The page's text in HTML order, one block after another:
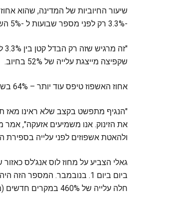
-3.3% רק לפני מספר שבועות ל -5% השבוע.
שקפיצה מייצגת עלייה של 52% בחיוב.
אחוז האשפוז טיפס עוד יותר – 64% בשבועיים האחרונים.
"הנגיף מתפשט בקצב שלא ראינו מאז
את הזינוק. אנו משמיעים אזעקה", אמר
ולהאטת אשפוזים לפני עלייה בספירת
חלה עלייה של 460% במקרים חדשים (משישה ביום 1 בנובמבר ל -34 ביום רביעי).